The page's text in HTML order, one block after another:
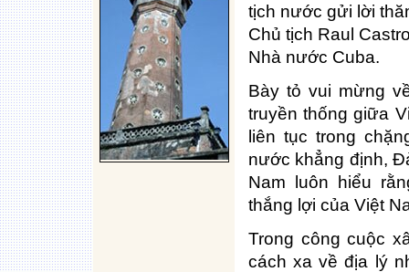
tịch nước gửi lời
Chủ tịch Raul
Nhà nước Cuba.
Bày tỏ vui mừng
truyền thống giữa
liên tục trong
nước khẳng định,
Nam luôn hiểu
thắng lợi của Việt
Trong công cuộc
cách xa về địa lý